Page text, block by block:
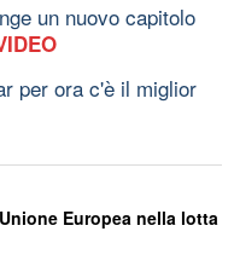
un nuovo capitolo
per ora c'è il miglior
Europea nella lotta